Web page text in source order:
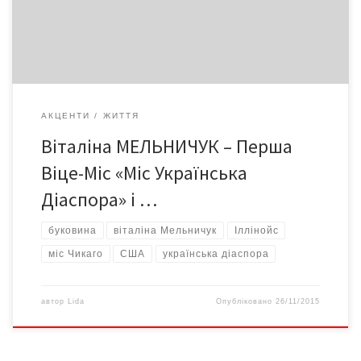
АКЦЕНТИ ЖИТТЯ
Віталіна МЕЛЬНИЧУК – Перша
Віце-Міс «Міс Українська
Діаспора» і …
буковина віталіна Мельничук Іллінойс
міс Чикаго США українська діаспора
автор Lida Опубліковано26/11/2015